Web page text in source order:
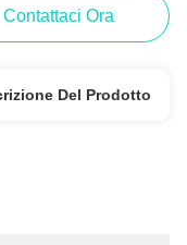
Contattaci Ora
Del Prodotto